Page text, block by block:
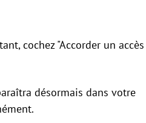
cochez "Accorder un accès
désormais dans votre